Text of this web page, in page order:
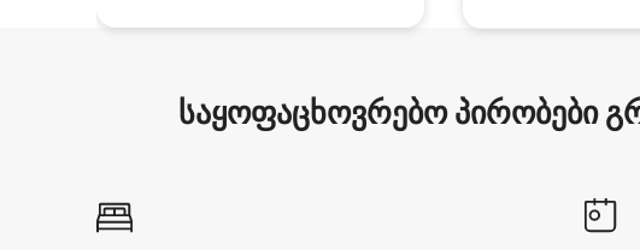
საყოფაცხოვრებო პირობები